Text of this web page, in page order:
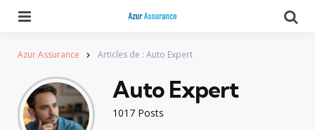
Azur Assurance Articles de : Auto Expert
1017 Posts
Auto Expert